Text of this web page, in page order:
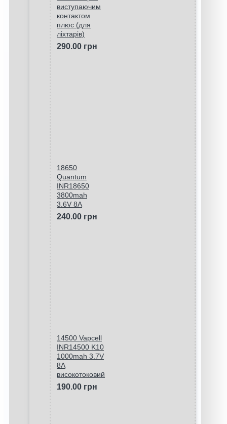
виступаючим
контактом
плюс (для
ліхтарів)
290.00 грн
18650
Quantum
INR18650
3800mah
3.6V 8A
240.00 грн
14500 Vapcell
INR14500 K10
1000mah 3.7V
8A
високотоковий
190.00 грн